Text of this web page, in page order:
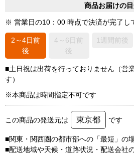
商品お届けの
※ 営業日の10：00 時点で決済が完了し
2～4日前
後
4～6日前
後
1週間前後
■土日祝は出荷を行っておりません（営
す）
※本商品は時間指定不可です
この商品の発送元は 東京都 です
■関東・関西圏の都市部への「最短」の
■配送地域や天候・道路状況・配送会社